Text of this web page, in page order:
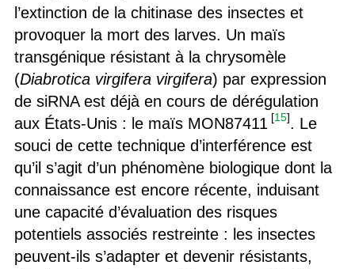
l’extinction de la chitinase des insectes et
provoquer la mort des larves. Un maïs
transgénique résistant à la chrysomèle
(Diabrotica virgifera virgifera) par expression
de siRNA est déjà en cours de dérégulation
aux États-Unis : le maïs MON87411 [15]. Le
souci de cette technique d’interférence est
qu’il s’agit d’un phénomène biologique dont la
connaissance est encore récente, induisant
une capacité d’évaluation des risques
potentiels associés restreinte : les insectes
peuvent-ils s’adapter et devenir résistants,